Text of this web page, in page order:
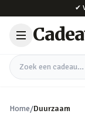
✔
Zoek een cadeau
Home/Duurzaam